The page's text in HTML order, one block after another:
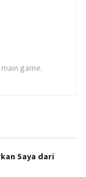
game.
Saya dari